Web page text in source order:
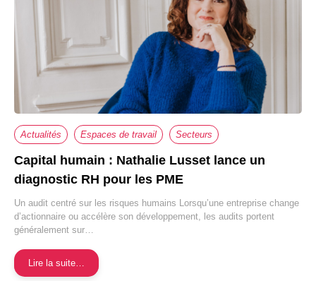
Actualités Espaces de travail Secteurs
Capital humain : Nathalie Lusset lance un
diagnostic RH pour les PME
Un audit centré sur les risques humains Lorsqu’une entreprise change
d’actionnaire ou accélère son développement, les audits portent
généralement sur…
Lire la suite…